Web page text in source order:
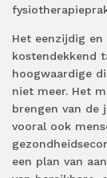
Het eenzijdig
kostendekkend
hoogwaardige
niet meer. Het
brengen van de
vooral ook
een plan van